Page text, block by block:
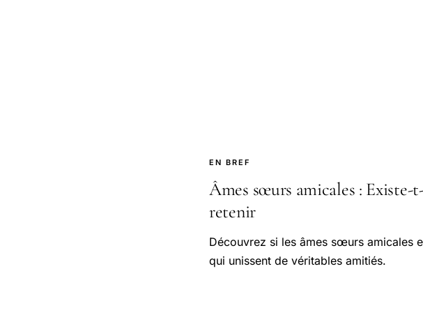
EN BREF
Âmes sœurs amicales : Existe-
retenir
Découvrez si les âmes sœurs amicales
qui unissent de véritables amitiés.